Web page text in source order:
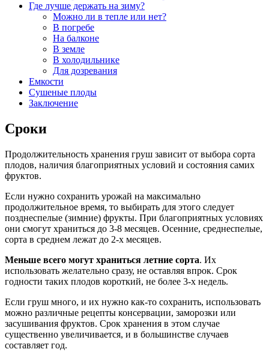
Где лучше держать на зиму?
Можно ли в тепле или нет?
В погребе
На балконе
В земле
В холодильнике
Для дозревания
Емкости
Сушеные плоды
Заключение
Сроки
Продолжительность хранения груш зависит от выбора сорта
плодов, наличия благоприятных условий и состояния самих
фруктов.
Если нужно сохранить урожай на максимально
продолжительное время, то выбирать для этого следует
позднеспелые (зимние) фрукты. При благоприятных условиях
они смогут храниться до 3-8 месяцев. Осенние, среднеспелые,
сорта в среднем лежат до 2-х месяцев.
Меньше всего могут храниться летние сорта. Их
использовать желательно сразу, не оставляя впрок. Срок
годности таких плодов короткий, не более 3-х недель.
Если груш много, и их нужно как-то сохранить, использовать
можно различные рецепты консервации, заморозки или
засушивания фруктов. Срок хранения в этом случае
существенно увеличивается, и в большинстве случаев
составляет год.